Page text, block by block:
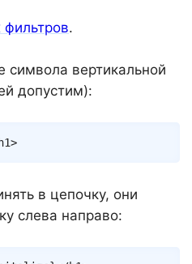
фильтров.
символа вертикальной
допустим):
h1>
в цепочку, они
слева направо: